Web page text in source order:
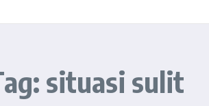
situasi sulit